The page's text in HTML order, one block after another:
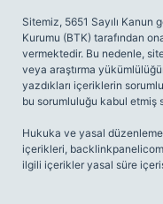
Sitemiz, 5651 Sayılı
Kurumu (BTK) tarafından
vermektedir. Bu nedenle,
veya araştırma
yazdıkları içeriklerin
bu sorumluluğu kabul etmiş
Hukuka ve yasal
içerikleri,
ilgili içerikler yasal süre